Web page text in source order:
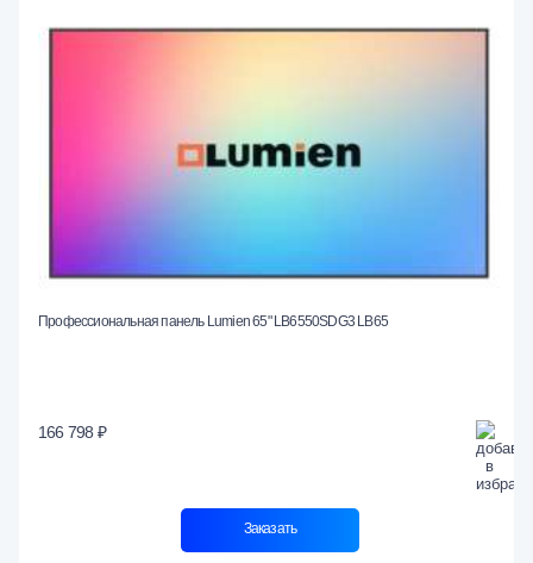
Профессиональная панель Lumien 65" LB6550SDG3 LB65
166 798 ₽
Заказать